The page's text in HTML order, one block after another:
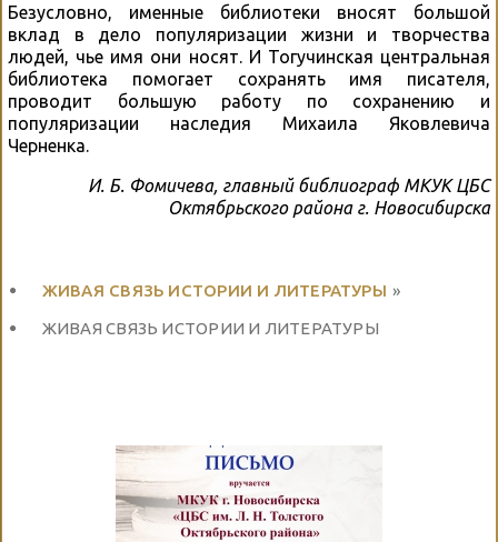
Безусловно, именные библиотеки вносят большой
вклад в дело популяризации жизни и творчества
людей, чье имя они носят. И Тогучинская центральная
библиотека помогает сохранять имя писателя,
проводит большую работу по сохранению и
популяризации наследия Михаила Яковлевича
Черненка.
И. Б. Фомичева, главный библиограф МКУК ЦБС
Октябрьского района г. Новосибирска
ЖИВАЯ СВЯЗЬ ИСТОРИИ И ЛИТЕРАТУРЫ »
ЖИВАЯ СВЯЗЬ ИСТОРИИ И ЛИТЕРАТУРЫ